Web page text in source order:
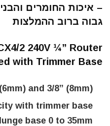
– איכות החומרים
גבוה ברוב ההמלצות
2 240V ¼” Router
with Trimmer Base
and 3/8” (8mm)
with trimmer base
base 0 to 35mm